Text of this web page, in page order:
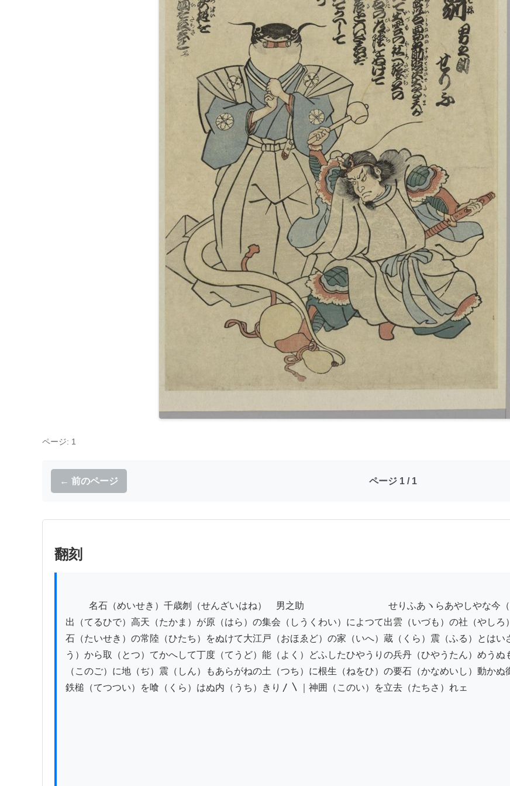
ページ: 1
← 前のページ ページ 1 / 1
翻刻
出（てるひで）高天（たかま）が原（はら）の集会（しうくわい）によつて出雲（いづも）の社（やし
石（たいせき）の常陸（ひたち）をぬけて大江戸（おほゑど）の家（いへ）蔵（くら）震（ふる）とは
う）から取（とつ）てかへして丁度（てうど）能（よく）どふしたひやうりの兵丹（ひやうたん）めう
（このご）に地（ぢ）震（しん）もあらがねの土（つち）に根生（ねをひ）の要石（かなめいし）動か
鉄槌（てつつい）を喰（くら）はぬ内（うち）きり〳〵｜神囲（このい）を立去（たちさ）れェ